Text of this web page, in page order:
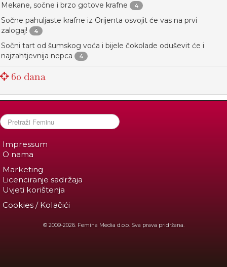
Mekane, sočne i brzo gotove krafne 4
Sočne pahuljaste krafne iz Orijenta osvojit će vas na prvi
zalogaj!
4
Sočni tart od šumskog voća i bijele čokolade oduševit će i
najzahtjevnija nepca
4
60 dana
Impressum
O nama
Marketing
Licenciranje sadržaja
Uvjeti korištenja
Cookies / Kolačići
© 2009-2026. Femina Media d.o.o. Sva prava pridržana.